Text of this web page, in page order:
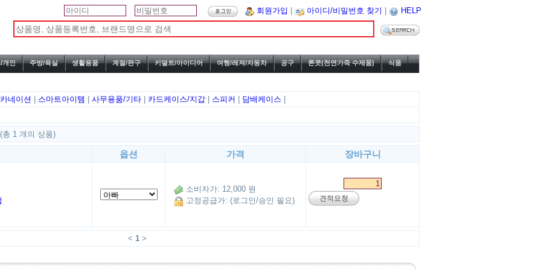
회원가입 아이디/비밀번호 찾기 HELP
개인 주방/욕실 생활용품 계절/완구 키덜트/아이디어 여행/레져/자동차 공구 론콧(천연가죽 수제품) 식품
카네이션 스마트아이템 |사무용품/기타 카드케이스/지갑 스피커 담배케이스
(총 1 개의 상품)
옵션 가격 장바구니
소비자가: 12,000 원
고정공급가: (로그인/승인 필요)
견적요청
< 1 >